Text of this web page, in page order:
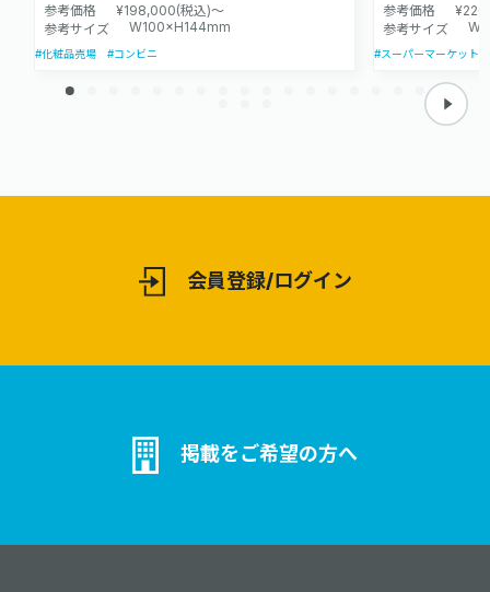
参考価格
¥198,000(税込)～
参考サイズ
W100×H144mm
#化粧品売場 #コンビニ
参考価格
参考サイズ
#スーパーマーケット
会員登録/ログイン
掲載をご希望の方へ